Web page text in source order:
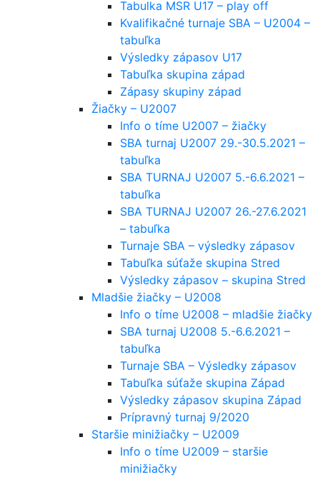
Tabulka MSR U17 – play off
Kvalifikačné turnaje SBA – U2004 –
tabuľka
Výsledky zápasov U17
Tabuľka skupina západ
Zápasy skupiny západ
Žiačky – U2007
Info o tíme U2007 – žiačky
SBA turnaj U2007 29.-30.5.2021 –
tabuľka
SBA TURNAJ U2007 5.-6.6.2021 –
tabuľka
SBA TURNAJ U2007 26.-27.6.2021
– tabuľka
Turnaje SBA – výsledky zápasov
Tabuľka súťaže skupina Stred
Výsledky zápasov – skupina Stred
Mladšie žiačky – U2008
Info o tíme U2008 – mladšie žiačky
SBA turnaj U2008 5.-6.6.2021 –
tabuľka
Turnaje SBA – Výsledky zápasov
Tabuľka súťaže skupina Západ
Výsledky zápasov skupina Západ
Prípravný turnaj 9/2020
Staršie minižiačky – U2009
Info o tíme U2009 – staršie
minižiačky